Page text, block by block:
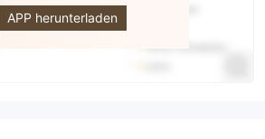
APP herunterladen